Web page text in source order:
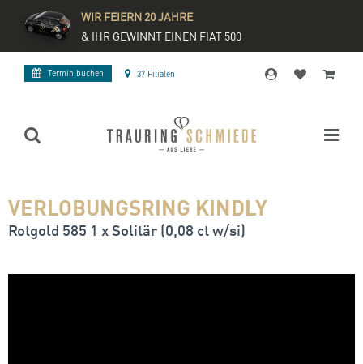
WIR FEIERN 20 JAHRE
& IHR GEWINNT EINEN FIAT 500
Termin buchen 37 Filialen
VERLOBUNGSRING KINDLY
Rotgold 585 1 x Solitär (0,08 ct w/si)